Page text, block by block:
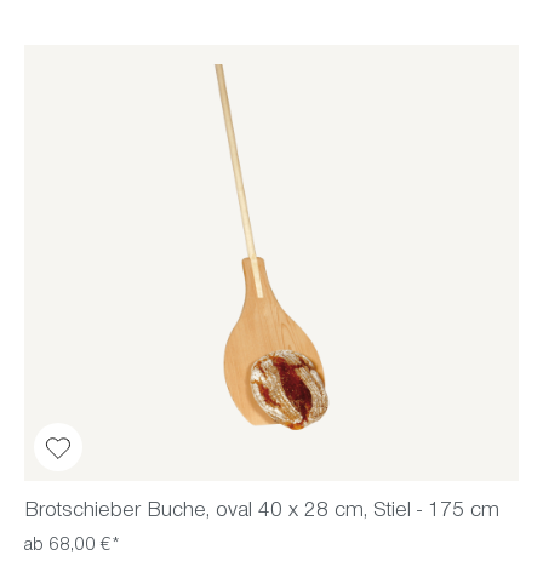
Brotschieber Buche, oval 40 x 28 cm, Stiel - 175 cm
ab 68,00 €*